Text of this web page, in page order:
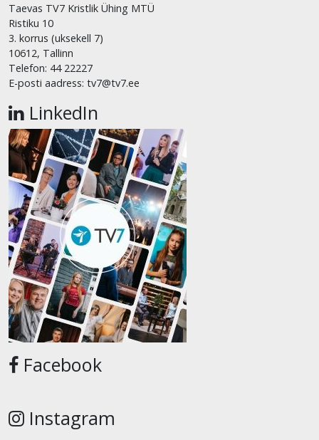
Taevas TV7 Kristlik Ühing MTÜ
Ristiku 10
3. korrus (uksekell 7)
10612, Tallinn
Telefon: 44 22227
E-posti aadress: tv7@tv7.ee
LinkedIn
Facebook
Instagram